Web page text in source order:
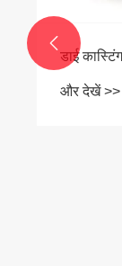
डाई
और देखें >>
